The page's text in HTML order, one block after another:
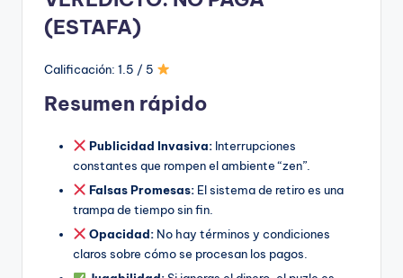
(ESTAFA)
Calificación: 1.5 / 5
Resumen rápido
Publicidad Invasiva:Interrupciones
constantes que rompen el ambiente “zen”.
Falsas Promesas:El sistema de retiro es una
trampa de tiempo sin fin.
Opacidad:No hay términos y condiciones
claros sobre cómo se procesan los pagos.